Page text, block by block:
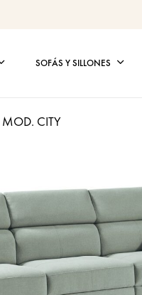
SOFÁS Y SILLONES
MOD. CITY